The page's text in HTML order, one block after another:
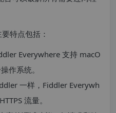
特点包括：
Everywhere 支持 macO
作系统。
一样，Fiddler Everywh
流量。